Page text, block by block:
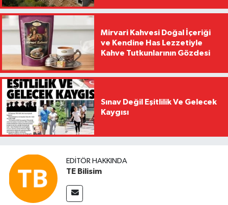
Mirvari Kahvesi Doğal İçeriği
ve Kendine Has Lezzetiyle
Kahve Tutkunlarının Gözdesi
Sınav Değil Eşitlilik Ve Gelecek
Kaygısı
EDITÖR HAKKINDA
TE Bilisim